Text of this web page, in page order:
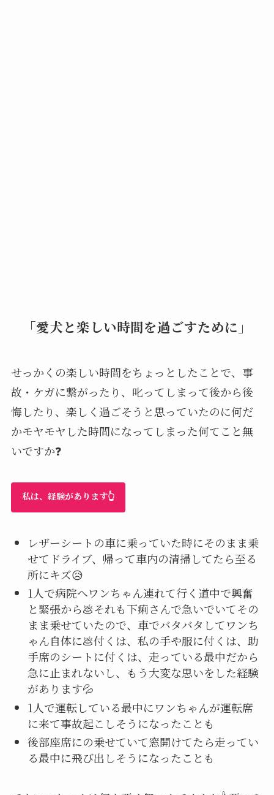
「愛犬と楽しい時間を過ごすために」
せっかくの楽しい時間をちょっとしたことで、事
故・ケガに繋がったり、叱ってしまって後から後
悔したり、楽しく過ごそうと思っていたのに何だ
かモヤモヤした時間になってしまった何てこと無
いですか❓
私は、経験があります👆
レザーシートの車に乗っていた時にそのまま乗
せてドライブ、帰って車内の清掃してたら至る
所にキズ😥
1人で病院へワンちゃん連れて行く道中で興奮
と緊張から💩それも下痢さんで急いでいてその
まま乗せていたので、車でバタバタしてワンち
ゃん自体に💩付くは、私の手や服に付くは、助
手席のシートに付くは、走っている最中だから
急に止まれないし、もう大変な思いをした経験
があります💦
1人で運転している最中にワンちゃんが運転席
に来て事故起こしそうになったことも
後部座席にの乗せていて窓開けてたら走ってい
る最中に飛び出しそうになったことも